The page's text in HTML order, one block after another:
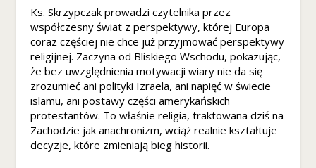
Ks. Skrzypczak prowadzi czytelnika przez
współczesny świat z perspektywy, której Europa
coraz częściej nie chce już przyjmować perspektywy
religijnej. Zaczyna od Bliskiego Wschodu, pokazując,
że bez uwzględnienia motywacji wiary nie da się
zrozumieć ani polityki Izraela, ani napięć w świecie
islamu, ani postawy części amerykańskich
protestantów. To właśnie religia, traktowana dziś na
Zachodzie jak anachronizm, wciąż realnie kształtuje
decyzje, które zmieniają bieg historii.
a
in
te
r
n
et
o
w
d
zi